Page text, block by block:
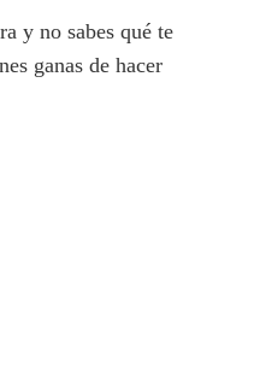
y no sabes qué te
ganas de hacer